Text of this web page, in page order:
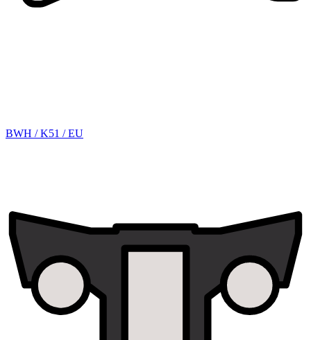
BWH / K51 / EU